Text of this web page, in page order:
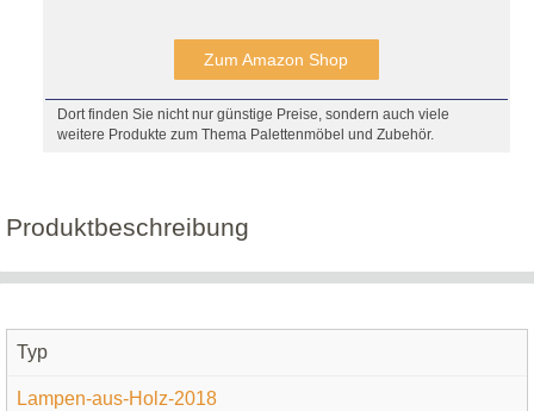
Zum Amazon Shop
Dort finden Sie nicht nur günstige Preise, sondern auch viele
weitere Produkte zum Thema Palettenmöbel und Zubehör.
Produktbeschreibung
Typ
Lampen-aus-Holz-2018